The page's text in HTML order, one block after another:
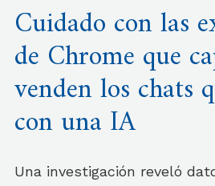
Cuidado con las
de Chrome que
venden los chats
con una IA
Una investigación reveló